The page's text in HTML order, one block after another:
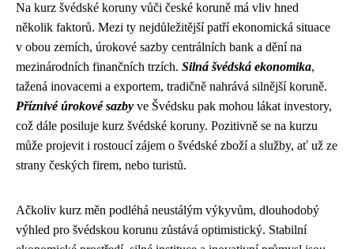
Na kurz švédské koruny vůči české koruně má vliv hned
několik faktorů. Mezi ty nejdůležitější patří ekonomická situace
v obou zemích, úrokové sazby centrálních bank a dění na
mezinárodních finančních trzích. Silná švédská ekonomika,
tažená inovacemi a exportem, tradičně nahrává silnější koruně.
Příznivé úrokové sazby ve Švédsku pak mohou lákat investory,
což dále posiluje kurz švédské koruny. Pozitivně se na kurzu
může projevit i rostoucí zájem o švédské zboží a služby, ať už ze
strany českých firem, nebo turistů.
Ačkoliv kurz měn podléhá neustálým výkyvům, dlouhodobý
výhled pro švédskou korunu zůstává optimistický. Stabilní